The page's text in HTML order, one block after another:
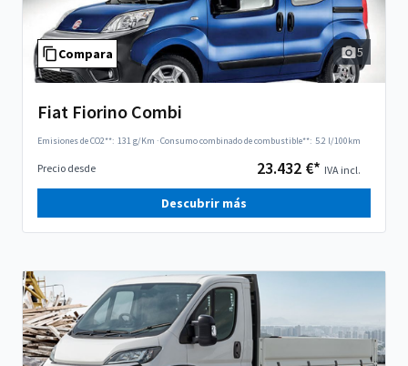
Compara 5
Fiat Fiorino Combi
Emisiones de CO2**: 131 g/Km ·Consumo combinado de combustible**: 5.2 l/100km
Precio desde 23.432 €* IVA incl.
Descubrir más